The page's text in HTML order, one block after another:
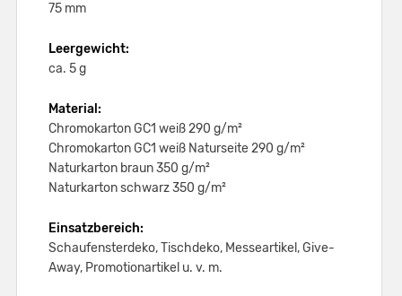
75 mm
Leergewicht:
ca. 5 g
Material:
Chromokarton GC1 weiß 290 g/m²
Chromokarton GC1 weiß Naturseite 290 g/m²
Naturkarton braun 350 g/m²
Naturkarton schwarz 350 g/m²
Einsatzbereich:
Schaufensterdeko, Tischdeko, Messeartikel, Give-
Away, Promotionartikel u. v. m.